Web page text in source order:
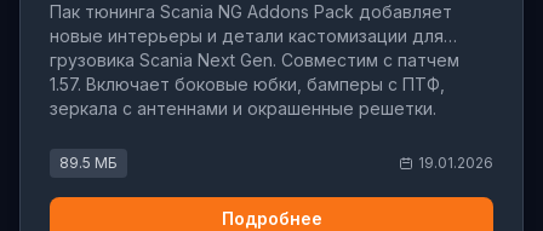
Пак тюнинга Scania NG Addons Pack добавляет
новые интерьеры и детали кастомизации для
грузовика Scania Next Gen. Совместим с патчем
1.57. Включает боковые юбки, бамперы с ПТФ,
зеркала с антеннами и окрашенные решетки.
89.5 МБ 19.01.2026
Подробнее